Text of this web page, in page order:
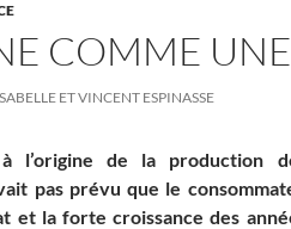
COMME
ET VINCENT ESPINASSE
l’origine de la production
pas prévu que le
et la forte croissance des